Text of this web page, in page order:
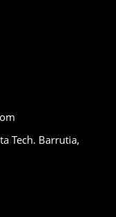
Tech. Barrutia,